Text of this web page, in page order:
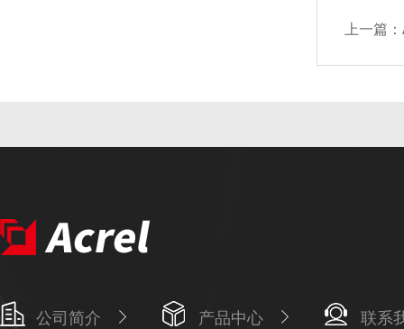
上一篇：
公司简介 产品中心 联系